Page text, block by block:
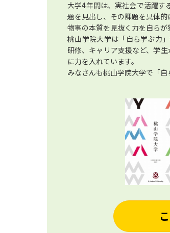
大学4年間は、実社会で活躍す
題を見出し、その課題を具体
物事の本質を見抜く力を自らが
桃山学院大学は「自ら学ぶ力
研修、キャリア支援など、学
に力を入れています。
みなさんも桃山学院大学で「自